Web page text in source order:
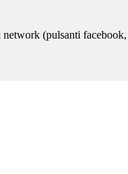
(pulsanti